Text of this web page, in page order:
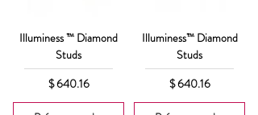
Illuminess ™ Diamond
Studs
Prix
$ 640.16
Illuminess™ Diamond
Studs
Prix
$ 640.16